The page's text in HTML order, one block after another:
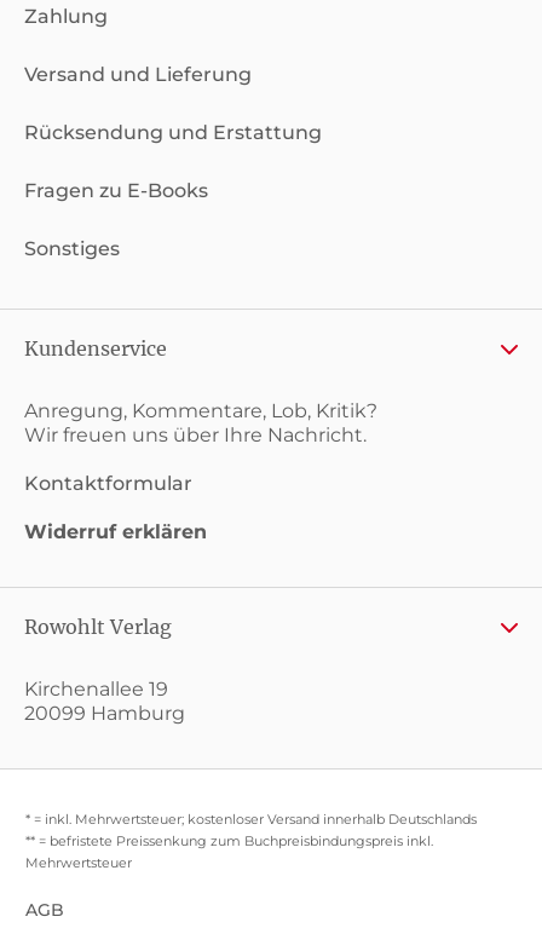
Zahlung
Versand und Lieferung
Rücksendung und Erstattung
Fragen zu E-Books
Sonstiges
Kundenservice
Anregung, Kommentare, Lob, Kritik?
Wir freuen uns über Ihre Nachricht.
Kontaktformular
Widerruf erklären
Rowohlt Verlag
Kirchenallee 19
20099 Hamburg
* = inkl. Mehrwertsteuer; kostenloser Versand innerhalb Deutschlands
** = befristete Preissenkung zum Buchpreisbindungspreis inkl.
Mehrwertsteuer
AGB